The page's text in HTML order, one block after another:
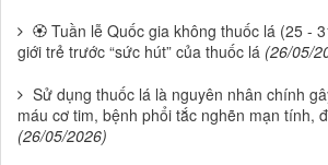
🏵 Tuần lễ Quốc gia không thuốc lá (25 -
giới trẻ trước “sức hút” của thuốc lá (26/05/
Sử dụng thuốc lá là nguyên nhân chính
máu cơ tim, bệnh phổi tắc nghẽn mạn tính,
(26/05/2026)